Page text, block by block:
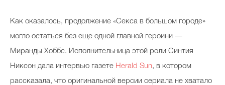
Как оказалось, продолжение «Секса в большом городе»
могло остаться без еще одной главной героини —
Миранды Хоббс. Исполнительница этой роли Синтия
Никсон дала интервью газете Herald Sun, в котором
рассказала, что оригинальной версии сериала не хватало